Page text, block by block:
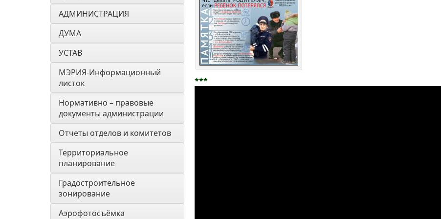
АДМИНИСТРАЦИЯ
ДУМА
УСТАВ
МЭРИЯ-Информационный
листок
Нормативно – правовые
документы администрации
Отчеты отделов и комитетов
Территориальное
планирование
Градостроительное
зонирование
Аэрофотосъёмка
***